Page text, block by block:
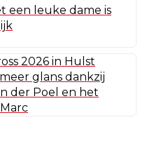
een leuke dame is
2026 in Hulst
glans dankzij
der Poel en het